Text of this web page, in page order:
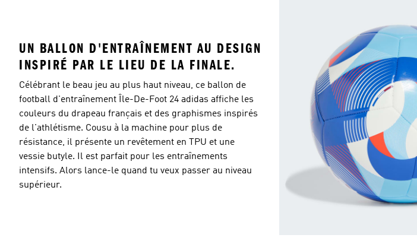
UN BALLON D'ENTRAÎNEMENT AU DESIGN
INSPIRÉ PAR LE LIEU DE LA FINALE.
Célébrant le beau jeu au plus haut niveau, ce ballon de
football d'entraînement Île-De-Foot 24 adidas affiche les
couleurs du drapeau français et des graphismes inspirés
de l'athlétisme. Cousu à la machine pour plus de
résistance, il présente un revêtement en TPU et une
vessie butyle. Il est parfait pour les entraînements
intensifs. Alors lance-le quand tu veux passer au niveau
supérieur.